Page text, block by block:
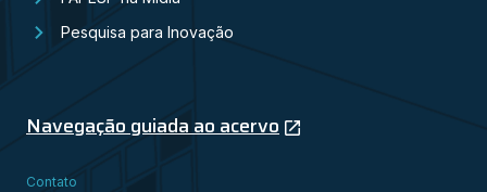
Pesquisa para Inovação
Navegação guiada ao acervo
Contato